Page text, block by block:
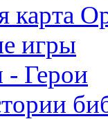
карта
игры
Герои